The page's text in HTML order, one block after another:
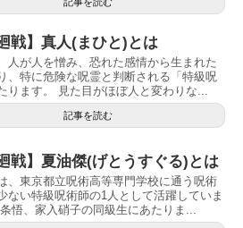
戦】真人(まひと)とは
人が人を憎み、恐れた感情から生まれた
、特に危険な呪霊と判断される「特級呪
ります。 見た目がほぼ人と変わりな...
記事を読む
戦】夏油傑(げとうすぐる)とは
、東京都立呪術高等専門学校に通う呪術
ない特級呪術師の1人として活躍していま
悟、家入硝子の同級生にあたりま...